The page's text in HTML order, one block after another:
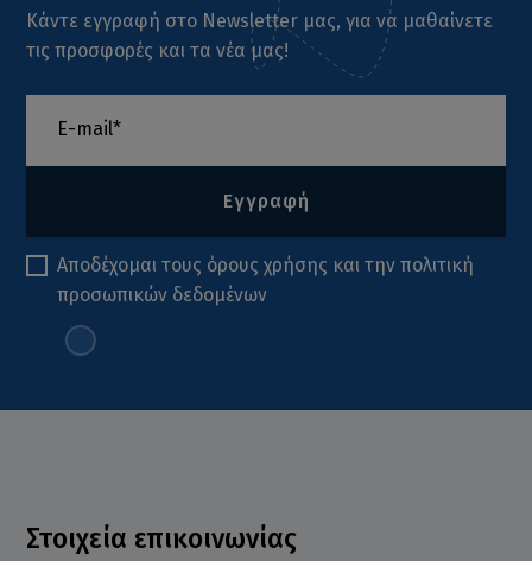
Κάντε εγγραφή στο Newsletter μας, για να μαθαίνετε
τις προσφορές και τα νέα μας!
Εγγραφή
Αποδέχομαι τους όρους χρήσης και τηνπολιτική
προσωπικών δεδομένων
Στοιχεία επικοινωνίας